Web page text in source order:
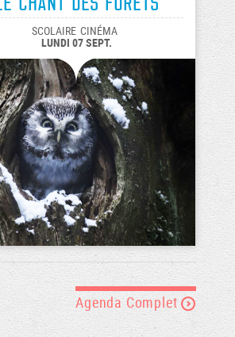
SCOLAIRE CINÉMA
LUNDI 07 SEPT.
Agenda Complet